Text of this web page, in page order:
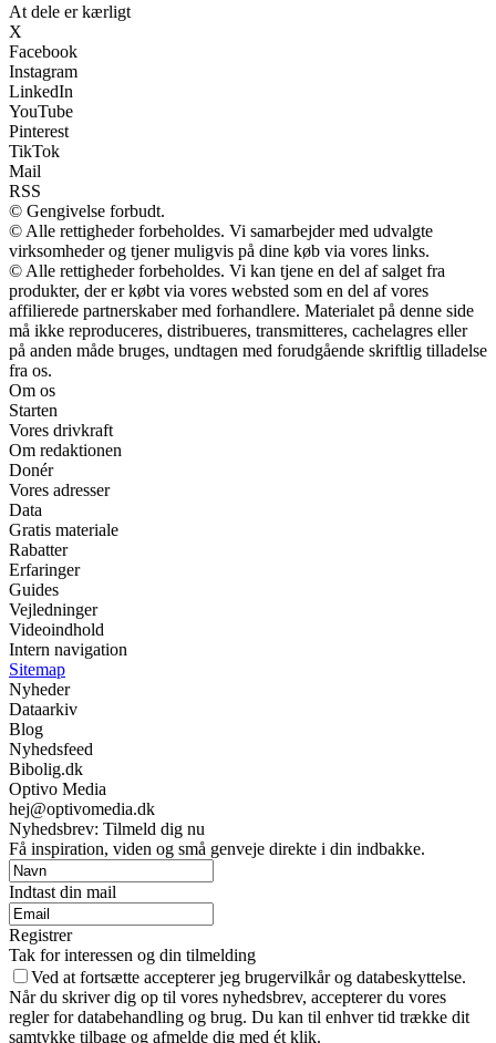
At dele er kærligt
X
Facebook
Instagram
LinkedIn
YouTube
Pinterest
TikTok
Mail
RSS
© Gengivelse forbudt.
© Alle rettigheder forbeholdes. Vi samarbejder med udvalgte
virksomheder og tjener muligvis på dine køb via vores links.
© Alle rettigheder forbeholdes. Vi kan tjene en del af salget fra
produkter, der er købt via vores websted som en del af vores
affilierede partnerskaber med forhandlere. Materialet på denne side
må ikke reproduceres, distribueres, transmitteres, cachelagres eller
på anden måde bruges, undtagen med forudgående skriftlig tilladelse
fra os.
Om os
Starten
Vores drivkraft
Om redaktionen
Donér
Vores adresser
Data
Gratis materiale
Rabatter
Erfaringer
Guides
Vejledninger
Videoindhold
Intern navigation
Sitemap
Nyheder
Dataarkiv
Blog
Nyhedsfeed
Bibolig.dk
Optivo Media
hej@optivomedia.dk
Nyhedsbrev: Tilmeld dig nu
Få inspiration, viden og små genveje direkte i din indbakke.
Indtast din mail
Registrer
Tak for interessen og din tilmelding
Ved at fortsætte accepterer jeg brugervilkår og databeskyttelse.
Når du skriver dig op til vores nyhedsbrev, accepterer du vores
regler for databehandling og brug. Du kan til enhver tid trække dit
samtykke tilbage og afmelde dig med ét klik.